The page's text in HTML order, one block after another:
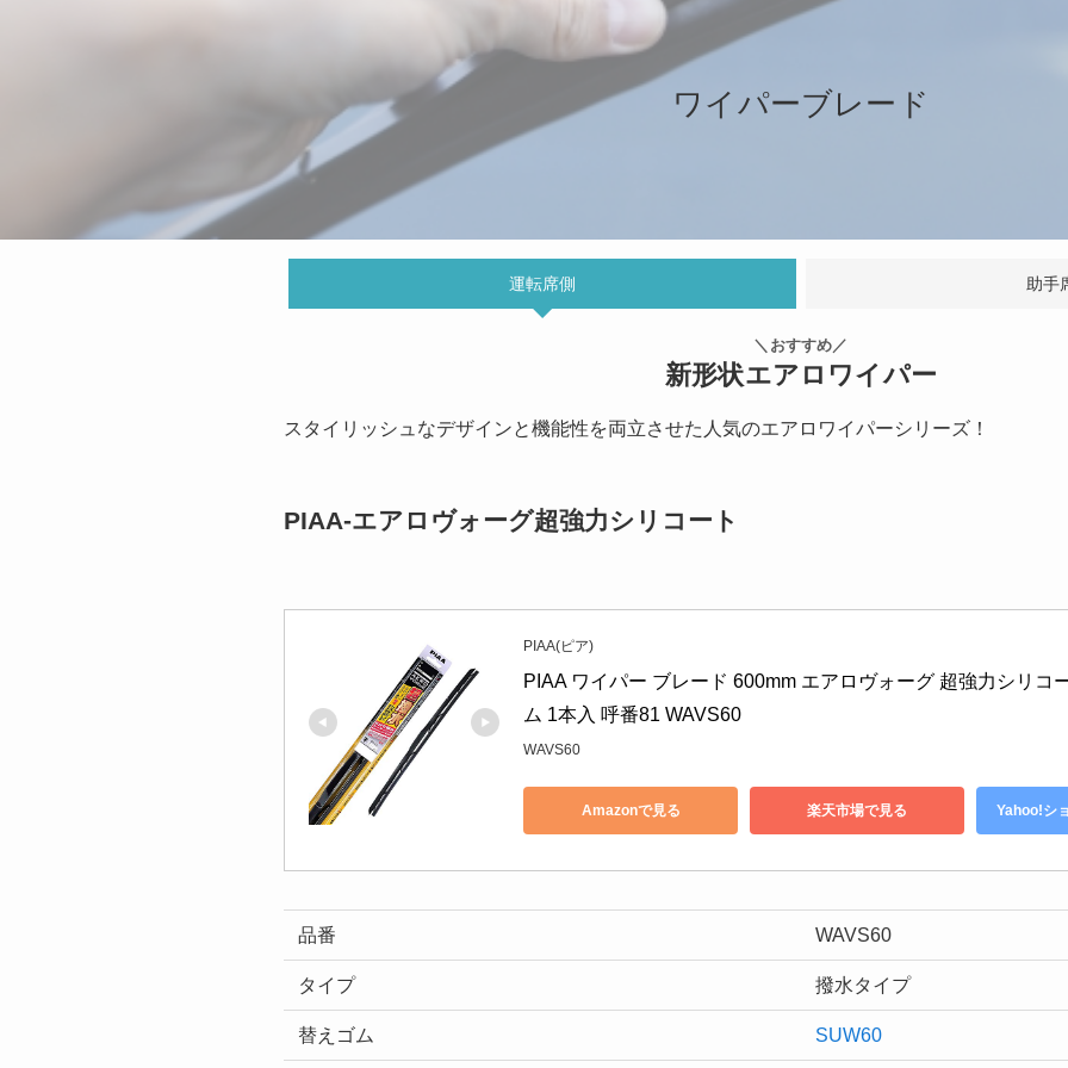
ワイパーブレード
運転席側 助手
＼おすすめ／
新形状エアロワイパー
スタイリッシュなデザインと機能性を両立させた人気のエアロワイパーシリーズ！
PIAA-エアロヴォーグ超強力シリコート
PIAA(ピア)
PIAA ワイパー ブレード 600mm エアロヴォーグ 超強力シリコ
ム 1本入 呼番81 WAVS60
WAVS60
Amazonで見る 楽天市場で見る Yahoo!シ
品番 WAVS60
タイプ 撥水タイプ
替えゴム SUW60